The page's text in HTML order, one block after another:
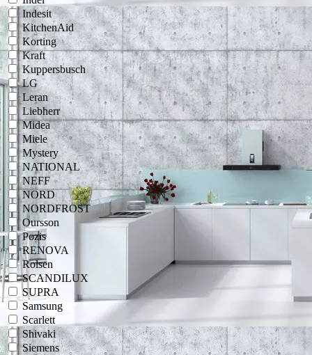
Indesit
KitchenAid
Korting
Kraft
Kuppersbusch
LG
Leran
Liebherr
Midea
Miele
Mystery
NATIONAL
NEFF
NORD
NORDFROST
Oursson
Pozis
RENOVA
Rolsen
SCANDILUX
SUPRA
Samsung
Scarlett
Shivaki
Siemens